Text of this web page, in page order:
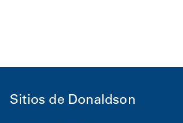
Sitios de Donaldson